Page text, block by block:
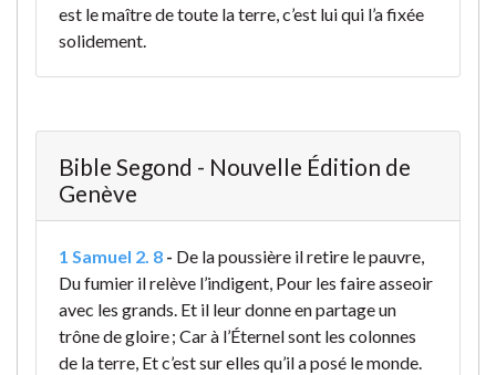
est le maître de toute la terre,c’est lui qui l’a fixée
solidement.
Bible Segond - Nouvelle Édition de
Genève
1 Samuel 2. 8 - De la poussière il retire le pauvre,
Du fumier il relève l’indigent, Pour les faire asseoir
avec les grands. Et il leur donne en partage un
trône de gloire ; Car à l’Éternel sont les colonnes
de la terre, Et c’est sur elles qu’il a posé le monde.